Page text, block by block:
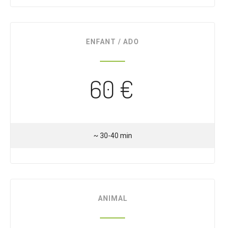
ENFANT / ADO
60 €
~ 30-40 min
ANIMAL